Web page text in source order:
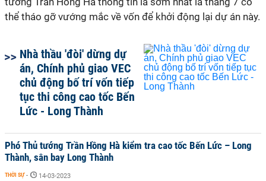
thể tháo gỡ vướng mắc về vốn để khởi động lại dự án này.
Nhà thầu 'đòi' dừng dự
án, Chính phủ giao VEC
chủ động bố trí vốn tiếp
tục thi công cao tốc Bến
Lức - Long Thành
Phó Thủ tướng Trần Hồng Hà kiểm tra cao tốc Bến Lức – Long
Thành, sân bay Long Thành
THỜI SỰ - 14-03-2023